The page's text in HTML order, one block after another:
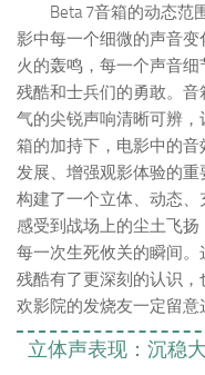
Beta 7音箱的动态范
影中每一个细微的声音
火的轰鸣，每一个声音
残酷和士兵们的勇敢。
气的尖锐声响清晰可辨
箱的加持下，电影中的
发展、增强观影体验的
构建了一个立体、动态
感受到战场上的尘土飞
每一次生死攸关的瞬间
残酷有了更深刻的认识
欢影院的发烧友一定留意
立体声表现：沉稳